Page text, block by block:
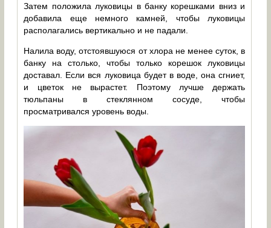
Затем положила луковицы в банку корешками вниз и
добавила еще немного камней, чтобы луковицы
располагались вертикально и не падали.
Налила воду, отстоявшуюся от хлора не менее суток, в
банку на столько, чтобы только корешок луковицы
доставал. Если вся луковица будет в воде, она сгниет,
и цветок не вырастет. Поэтому лучше держать
тюльпаны в стеклянном сосуде, чтобы
просматривался уровень воды.